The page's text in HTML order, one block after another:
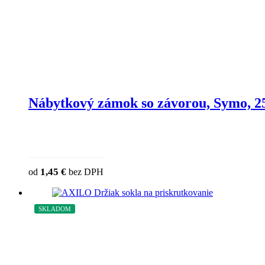
Nábytkový zámok so závorou, Symo,
od 1,45 € bez DPH
SKLADOM